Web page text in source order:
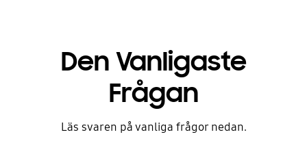
Den Vanligaste
Frågan
Läs svaren på vanliga frågor nedan.